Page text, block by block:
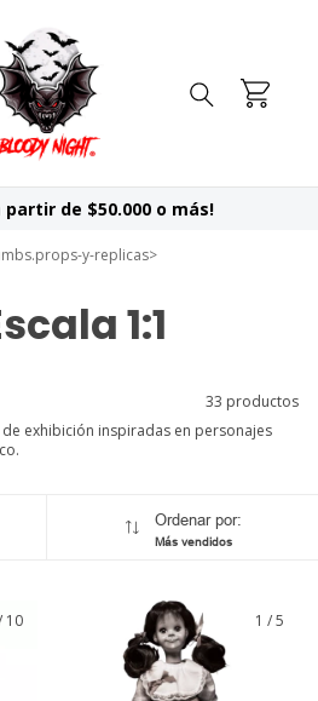
de $50.000 o más!
y-replicas>
1:1
33 productos
exhibición inspiradas en personajes
Ordenar por:
Más vendidos
10 1 /5